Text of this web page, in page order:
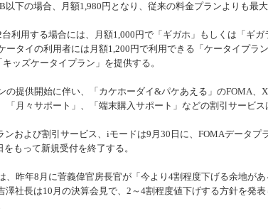
以下の場合、月額1,980円となり、従来の料金プランよりも最
利用する場合には、月額1,000円で「ギガホ」もしくは「ギ
ータイの利用者には月額1,200円で利用できる「ケータイプラ
ッズケータイプラン」を提供する。
提供開始に伴い、「カケホーダイ&パケあえる」のFOMA、
「月々サポート」、「端末購入サポート」などの割引サービ
ンおよび割引サービス、iモードは9月30日に、FOMAデータプ
もって新規受付を終了する。
昨年8月に菅義偉官房長官が「今より4割程度下げる余地が
澤社長は10月の決算会見で、2～4割程度値下げする方針を発